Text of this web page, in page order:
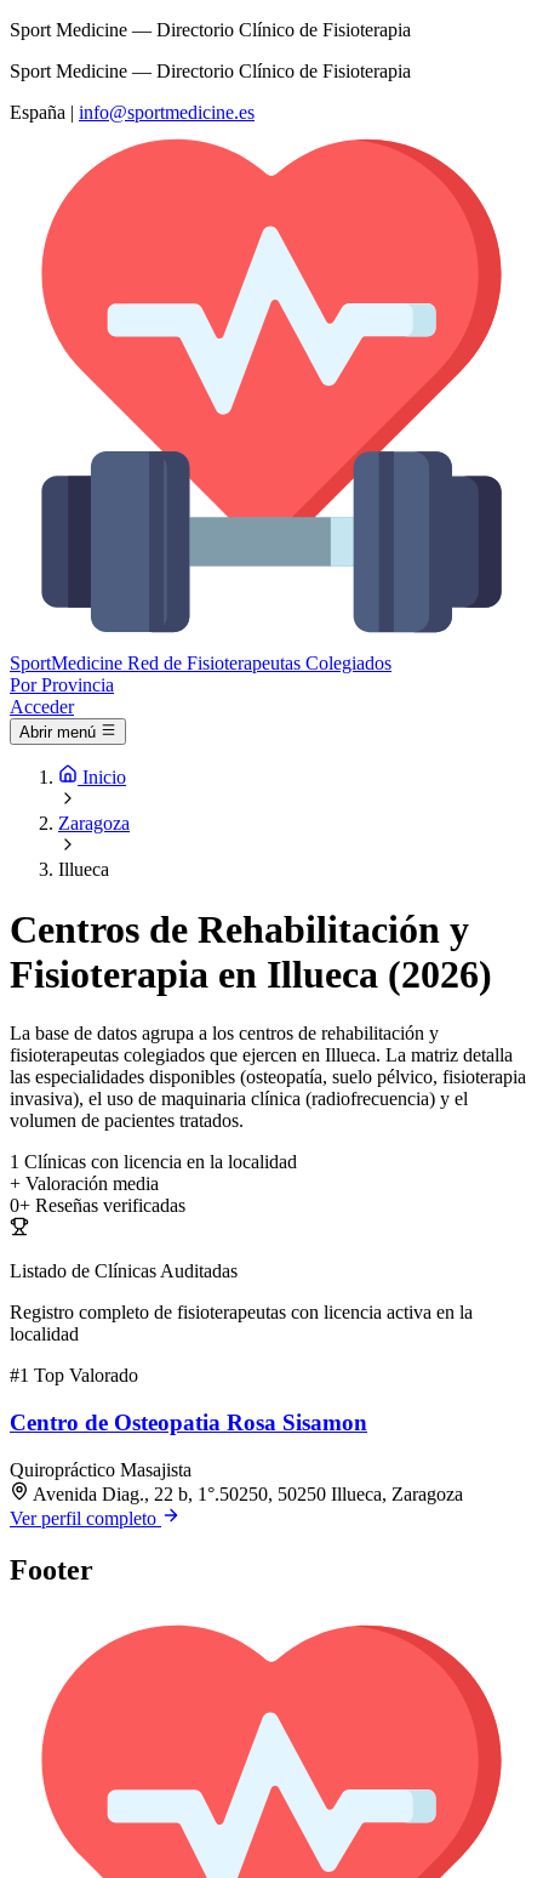
Sport Medicine — Directorio Clínico de Fisioterapia
Sport Medicine — Directorio Clínico de Fisioterapia
España | info@sportmedicine.es
SportMedicine Red de Fisioterapeutas Colegiados
Por Provincia
Acceder
Abrir menú
Inicio
Zaragoza
Illueca
Centros de Rehabilitación y
Fisioterapia en Illueca (2026)
La base de datos agrupa a los centros de rehabilitación y
fisioterapeutas colegiados que ejercen en Illueca. La matriz detalla
las especialidades disponibles (osteopatía, suelo pélvico, fisioterapia
invasiva), el uso de maquinaria clínica (radiofrecuencia) y el
volumen de pacientes tratados.
1 Clínicas con licencia en la localidad
+ Valoración media
0+ Reseñas verificadas
Listado de Clínicas Auditadas
Registro completo de fisioterapeutas con licencia activa en la
localidad
#1 Top Valorado
Centro de Osteopatia Rosa Sisamon
Quiropráctico Masajista
Avenida Diag., 22 b, 1°.50250, 50250 Illueca, Zaragoza
Ver perfil completo
Footer